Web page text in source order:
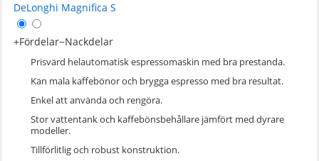
DeLonghi Magnifica S
+Fördelar−Nackdelar
Prisvärd helautomatisk espressomaskin med bra prestanda.
Kan mala kaffebönor och brygga espresso med bra resultat.
Enkel att använda och rengöra.
Stor vattentank och kaffebönsbehållare jämfört med dyrare
modeller.
Tillförlitlig och robust konstruktion.